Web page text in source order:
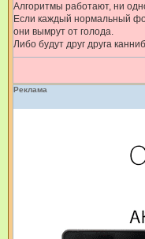
Алгоритмы работают, ни
Если каждый нормальный
они вымрут от голода.
Либо будут друг друга
Реклама